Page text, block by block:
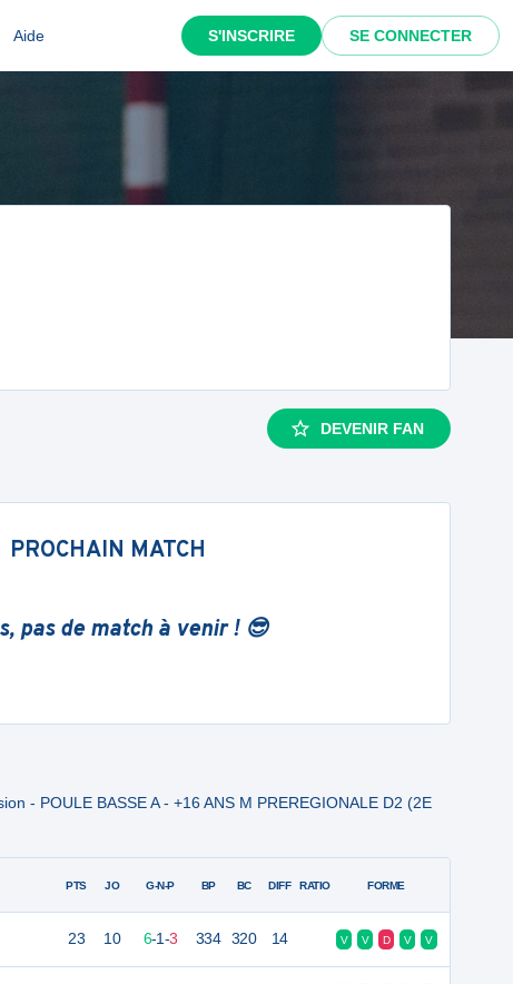
Aide S'INSCRIRE SE CONNECTER
DEVENIR FAN
PROCHAIN MATCH
pas de match à venir ! 😎
- POULE BASSE A - +16 ANS M PREREGIONALE D2 (2E
PTS JO G-N-P BP BC DIFF RATIO FORME
23 10 6-1-3 334 320 14 V V D V V